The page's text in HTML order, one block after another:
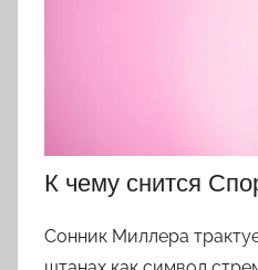
К чему снится
Сонник Миллера